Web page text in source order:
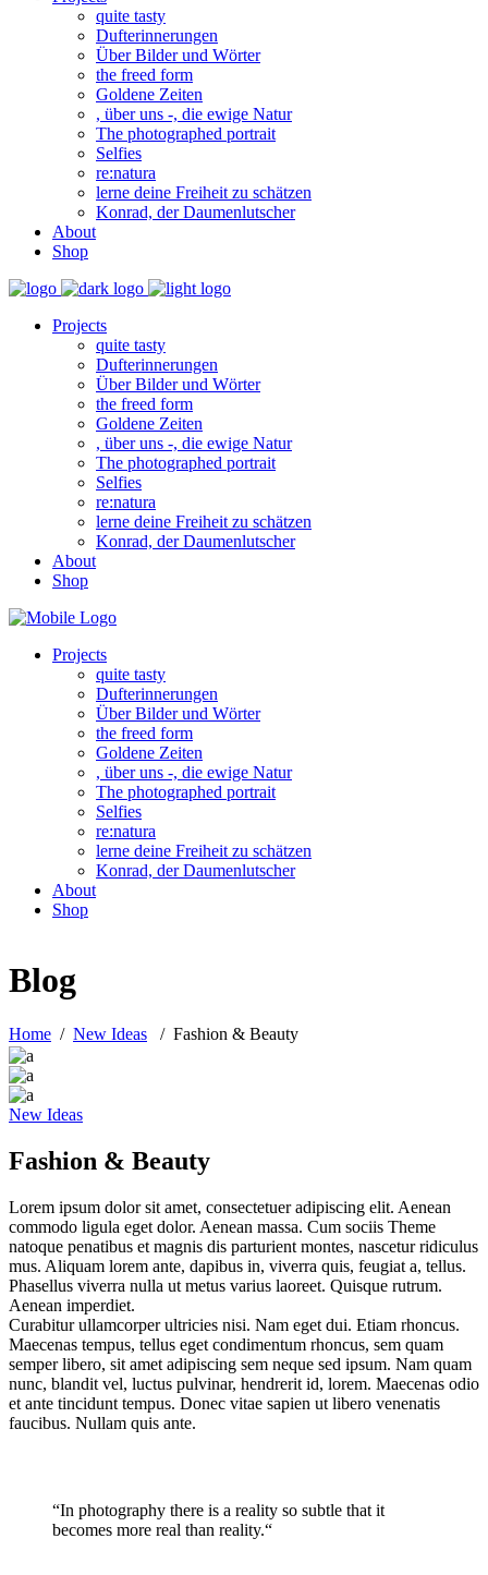
quite tasty
Dufterinnerungen
Über Bilder und Wörter
the freed form
Goldene Zeiten
, über uns -, die ewige Natur
The photographed portrait
Selfies
re:natura
lerne deine Freiheit zu schätzen
Konrad, der Daumenlutscher
About
Shop
Projects
quite tasty
Dufterinnerungen
Über Bilder und Wörter
the freed form
Goldene Zeiten
, über uns -, die ewige Natur
The photographed portrait
Selfies
re:natura
lerne deine Freiheit zu schätzen
Konrad, der Daumenlutscher
About
Shop
Projects
quite tasty
Dufterinnerungen
Über Bilder und Wörter
the freed form
Goldene Zeiten
, über uns -, die ewige Natur
The photographed portrait
Selfies
re:natura
lerne deine Freiheit zu schätzen
Konrad, der Daumenlutscher
About
Shop
Blog
Home / New Ideas / Fashion & Beauty
New Ideas
Fashion & Beauty
Lorem ipsum dolor sit amet, consectetuer adipiscing elit. Aenean
commodo ligula eget dolor. Aenean massa. Cum sociis Theme
natoque penatibus et magnis dis parturient montes, nascetur ridiculus
mus. Aliquam lorem ante, dapibus in, viverra quis, feugiat a, tellus.
Phasellus viverra nulla ut metus varius laoreet. Quisque rutrum.
Aenean imperdiet.
Curabitur ullamcorper ultricies nisi. Nam eget dui. Etiam rhoncus.
Maecenas tempus, tellus eget condimentum rhoncus, sem quam
semper libero, sit amet adipiscing sem neque sed ipsum. Nam quam
nunc, blandit vel, luctus pulvinar, hendrerit id, lorem. Maecenas odio
et ante tincidunt tempus. Donec vitae sapien ut libero venenatis
faucibus. Nullam quis ante.
“In photography there is a reality so subtle that it
becomes more real than reality.“